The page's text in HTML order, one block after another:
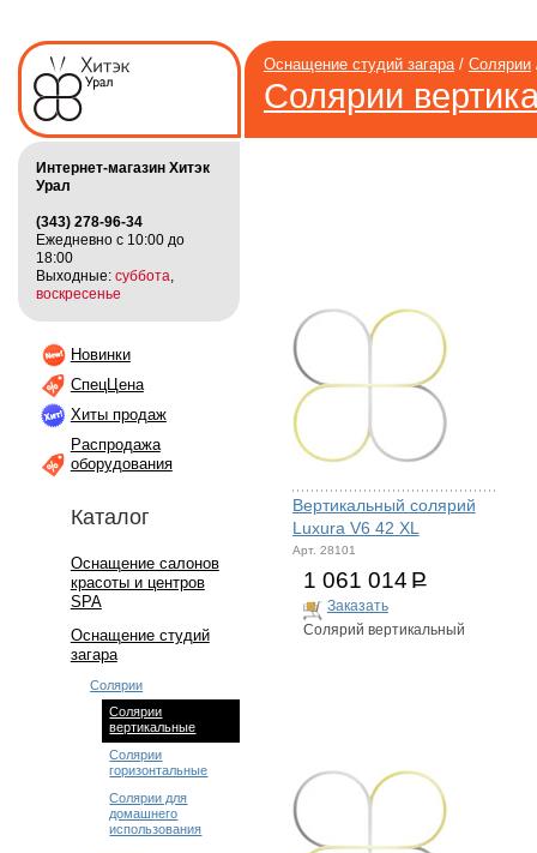
Оснащение студий загара/ Солярии
Солярии
Интернет-магазин Хитэк
Урал
(343) 278-96-34
Ежедневно с 10:00 до
18:00
Выходные: суббота
воскресенье
Новинки
СпецЦена
Хиты продаж
Распродажа
оборудования
Каталог
Оснащение салонов
красоты и центров
SPA
Оснащение студий
загара
Солярии
Солярии
вертикальные
Солярии
горизонтальные
Солярии для
домашнего
использования
Вертикальный солярий
Luxura V6 42 XL
Арт. 28101
1 061 014 Р
Заказать
Солярий вертикальный